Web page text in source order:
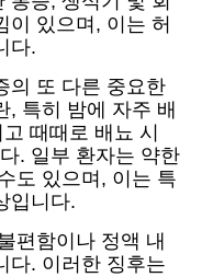
이 있으며, 이는 허
다.
의 또 다른 중요한
, 특히 밤에 자주 배
때때로 배뇨 시
. 일부 환자는 약한
도 있으며, 이는 특
입니다.
편함이나 정액 내
다. 이러한 징후는